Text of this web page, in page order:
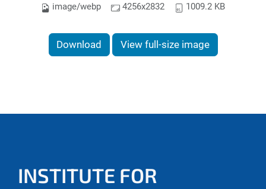
image/webp 4256x2832 1009.2 KB
Download View full-size image
INSTITUTE FOR